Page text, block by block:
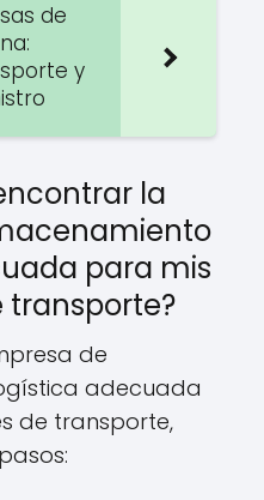
de
y
la
para mis
transporte?
de
adecuada
de transporte,